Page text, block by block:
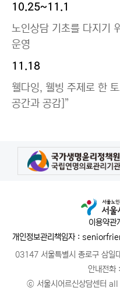
10.25~11.1
노인상담 기초를 다지기
운영
11.18
웰다잉, 웰빙 주제로 한
공간과 공감]”
이용약관
개인정보관리책임자 :
03147 서울특별시 종로구 삼일
안내전화 :
ⓒ 서울시어르신상담센터